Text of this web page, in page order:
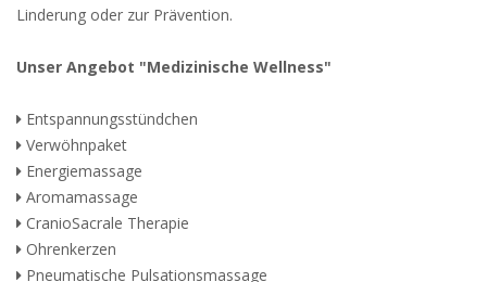
Linderung oder zur Prävention.
Unser Angebot "Medizinische Wellness"
Entspannungsstündchen
Verwöhnpaket
Energiemassage
Aromamassage
CranioSacrale Therapie
Ohrenkerzen
Pneumatische Pulsationsmassage